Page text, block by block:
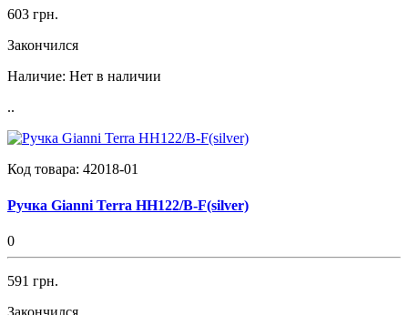
603 грн.
Закончился
Наличие: Нет в наличии
..
Код товара: 42018-01
Ручка Gianni Terra HH122/B-F(silver)
0
591 грн.
Закончился